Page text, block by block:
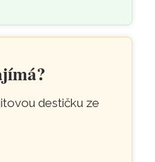
destičku ze